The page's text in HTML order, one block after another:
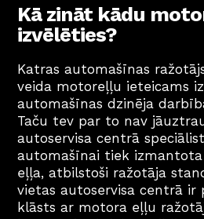
Kā zināt kādu
izvēlēties?
Katras automašīnas
veida motoreļļu ieteicams
automašīnas dzinēja
Taču tev par to nav
autoservisa centrā
automašīnai tiek
eļļa, atbilstoši ražotāja
vietas autoservisa centrā ir
klāsts ar motora eļļu